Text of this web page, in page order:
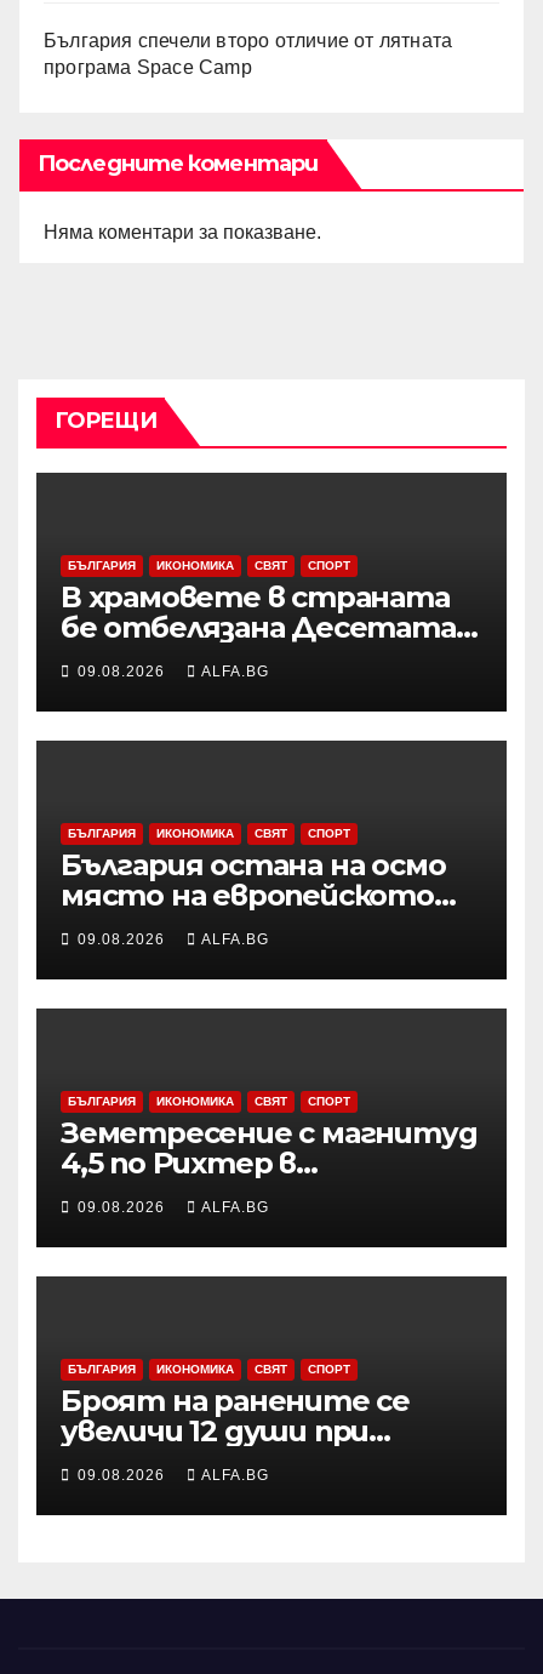
България спечели второ отличие от лятната
програма Space Camp
Последните коментари
Няма коментари за показване.
ГОРЕЩИ
БЪЛГАРИЯ ИКОНОМИКА СВЯТ СПОРТ
В храмовете в страната
бе отбелязана Десетата
неделя след
Петдесетница
09.08.2026 ALFA.BG
БЪЛГАРИЯ ИКОНОМИКА СВЯТ СПОРТ
България остана на осмо
място на европейското
първенство по баскетбол
за девойки до 18 години в
Дивизия „В“
09.08.2026 ALFA.BG
БЪЛГАРИЯ ИКОНОМИКА СВЯТ СПОРТ
Земетресение с магнитуд
4,5 по Рихтер в
Югоизточна Турция; няма
данни за пострадали и
разрушения
09.08.2026 ALFA.BG
БЪЛГАРИЯ ИКОНОМИКА СВЯТ СПОРТ
Броят на ранените се
увеличи 12 души при
нощната атака в Одеса,
съобщи областният
управител
09.08.2026 ALFA.BG